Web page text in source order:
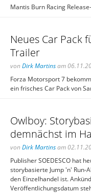
Mantis Burn Racing
Neues Car Pack
Trailer
von Dirk Martinsam
Forza Motorsport 7
ein frisches Car Pack von
Owlboy:
demnächst im
von Dirk Martinsam
Publisher SOEDESCO hat
storybasierte Jump 'n' Run-
den Einzelhandel ist.
Veröffentlichungsdatum